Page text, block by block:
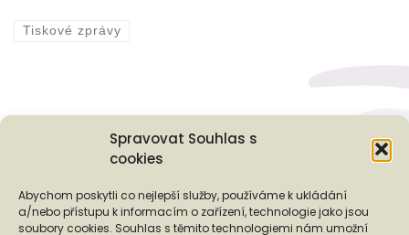
Spravovat Souhlas s
cookies
Abychom poskytli co nejlepší služby, používáme k ukládání
a/nebo přístupu k informacím o zařízení, technologie jako jsou
soubory cookies. Souhlas s těmito technologiemi nám umožní
Tiskové zprávy
Podporují nás...